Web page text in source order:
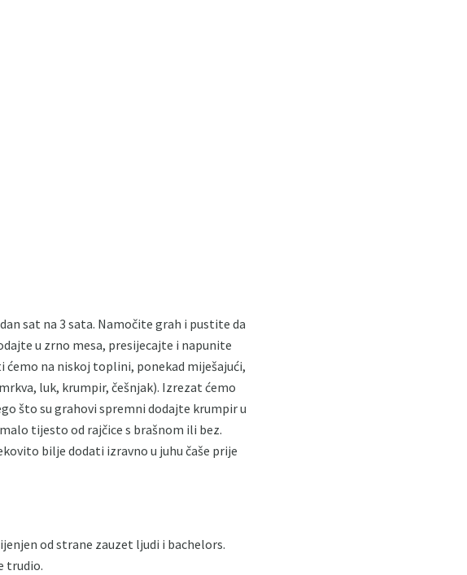
sat na 3 sata. Namočite grah i pustite da
u zrno mesa, presijecajte i napunite
na niskoj toplini, ponekad miješajući,
luk, krumpir, češnjak). Izrezat ćemo
što su grahovi spremni dodajte krumpir u
tijesto od rajčice s brašnom ili bez.
bilje dodati izravno u juhu čaše prije
od strane zauzet ljudi i bachelors.
trudio.